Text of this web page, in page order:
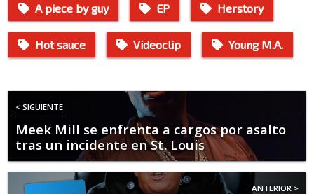
A piece by guy EP Herstory
Hot sauce Videoclip Young M.A.
< SIGUIENTE
Meek Mill se enfrenta a cargos por asalto
tras un incidente en St. Louis
ANTERIOR >